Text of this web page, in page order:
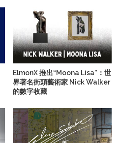
ElmonX 推出“Moona Lisa”：世
界著名街頭藝術家 Nick Walker
的數字收藏